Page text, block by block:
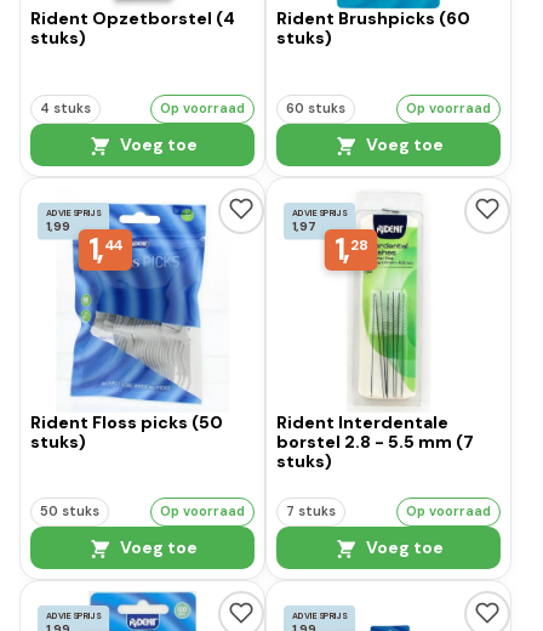
Rident Opzetborstel (4
stuks)
4 stuks Op voorraad
Voeg toe
Rident Brushpicks (60
stuks)
60 stuks Op voorraad
Voeg toe
ADVIESPRIJS
1,99
1,44
Rident Floss picks (50
stuks)
50 stuks Op voorraad
Voeg toe
ADVIESPRIJS
1,97
1,28
Rident Interdentale
borstel 2.8 - 5.5 mm (7
stuks)
7 stuks Op voorraad
Voeg toe
ADVIESPRIJS ADVIESPRIJS